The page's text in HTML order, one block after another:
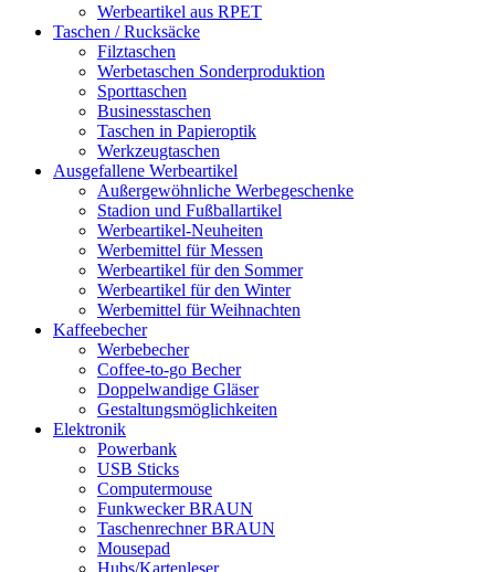
Werbeartikel aus RPET
Taschen / Rucksäcke
Filztaschen
Werbetaschen Sonderproduktion
Sporttaschen
Businesstaschen
Taschen in Papieroptik
Werkzeugtaschen
Ausgefallene Werbeartikel
Außergewöhnliche Werbegeschenke
Stadion und Fußballartikel
Werbeartikel-Neuheiten
Werbemittel für Messen
Werbeartikel für den Sommer
Werbeartikel für den Winter
Werbemittel für Weihnachten
Kaffeebecher
Werbebecher
Coffee-to-go Becher
Doppelwandige Gläser
Gestaltungsmöglichkeiten
Elektronik
Powerbank
USB Sticks
Computermouse
Funkwecker BRAUN
Taschenrechner BRAUN
Mousepad
Hubs/Kartenleser